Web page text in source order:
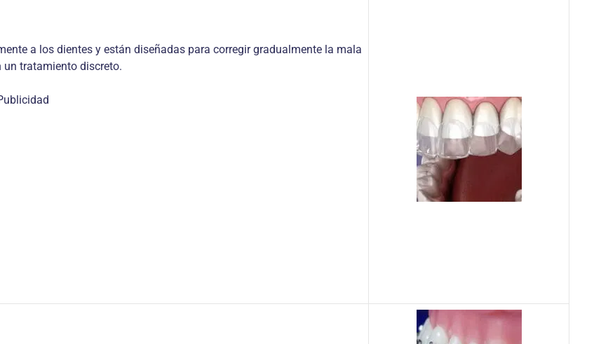
a los dientes y están diseñadas para corregir gradualmente la mala
un tratamiento discreto.